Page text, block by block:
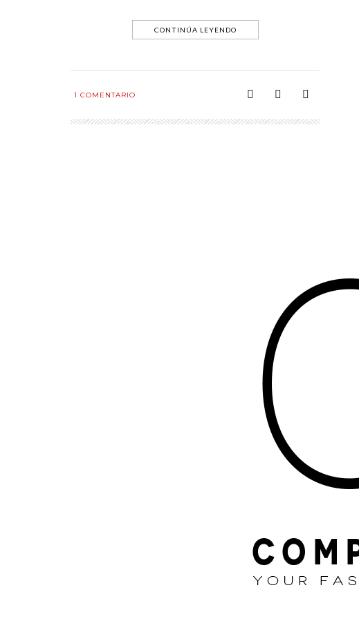
CONTINÚA LEYENDO
1 COMENTARIO